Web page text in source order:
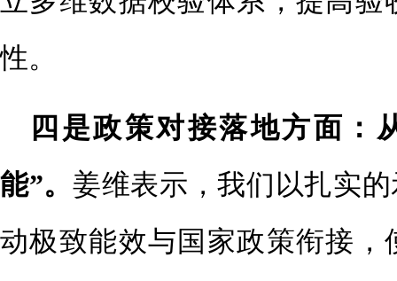
性。
四是政策对接落地方面：
能”。 姜维表示，我们以扎实
动极致能效与国家政策衔接